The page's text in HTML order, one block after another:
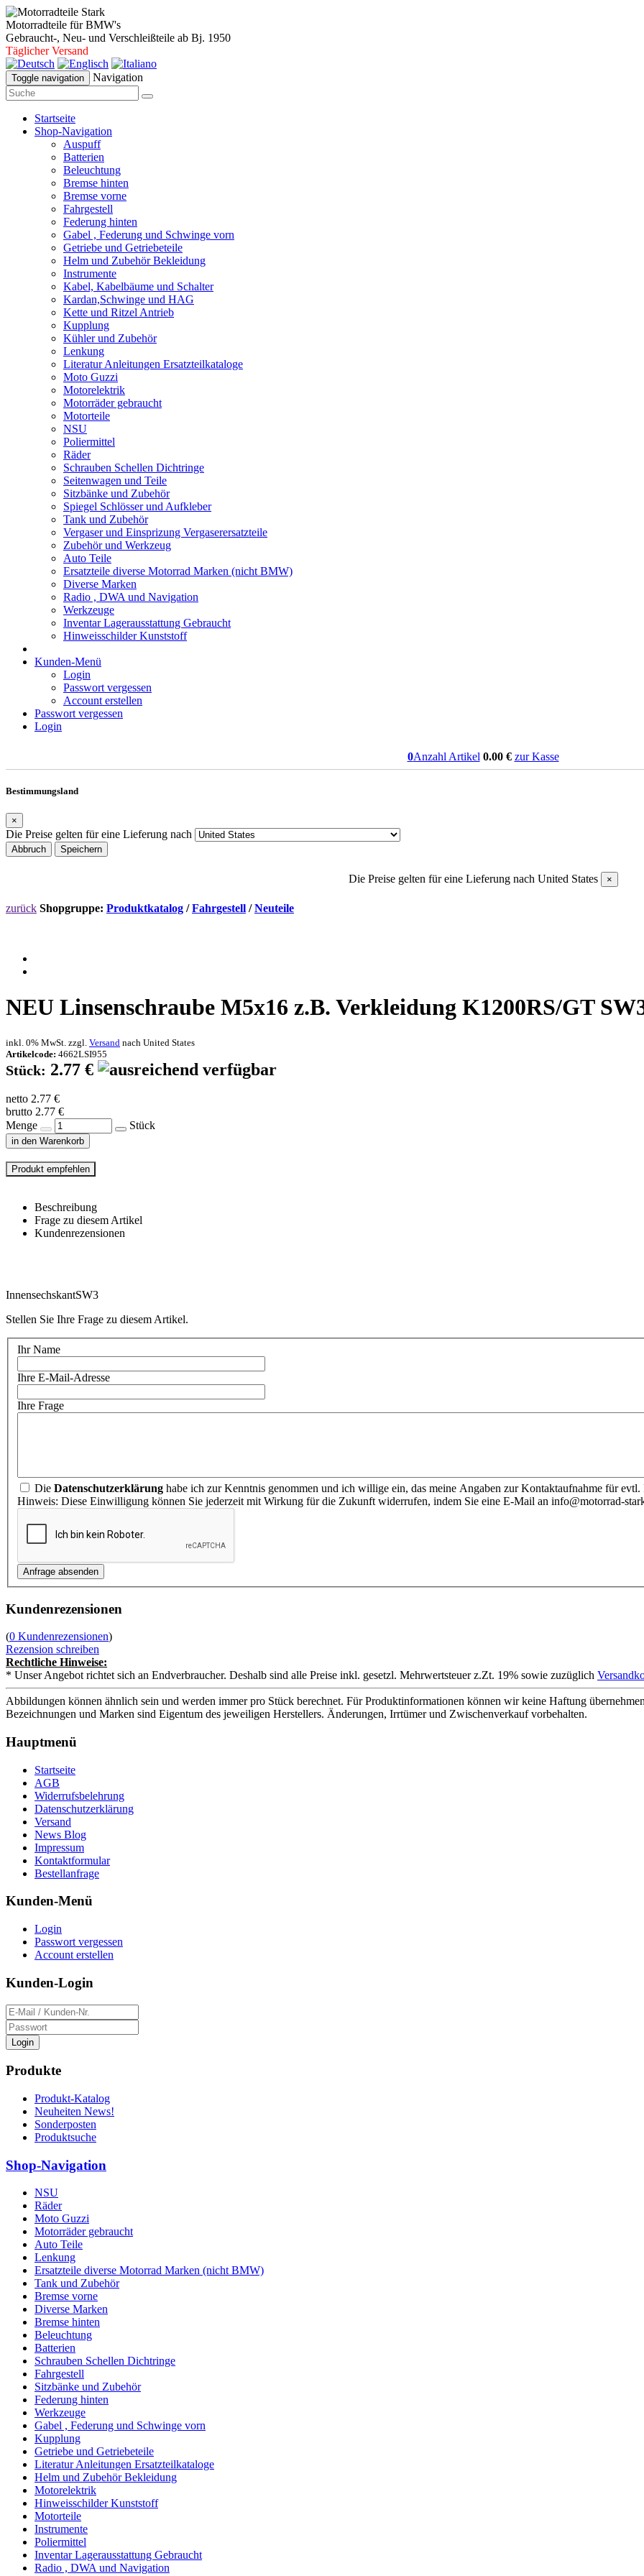
Motorradteile für BMW's
Gebraucht-, Neu- und Verschleißteile ab Bj. 1950
Täglicher Versand
Toggle navigation Navigation
Startseite
Shop-Navigation
Auspuff
Batterien
Beleuchtung
Bremse hinten
Bremse vorne
Fahrgestell
Federung hinten
Gabel , Federung und Schwinge vorn
Getriebe und Getriebeteile
Helm und Zubehör Bekleidung
Instrumente
Kabel, Kabelbäume und Schalter
Kardan,Schwinge und HAG
Kette und Ritzel Antrieb
Kupplung
Kühler und Zubehör
Lenkung
Literatur Anleitungen Ersatzteilkataloge
Moto Guzzi
Motorelektrik
Motorräder gebraucht
Motorteile
NSU
Poliermittel
Räder
Schrauben Schellen Dichtringe
Seitenwagen und Teile
Sitzbänke und Zubehör
Spiegel Schlösser und Aufkleber
Tank und Zubehör
Vergaser und Einsprizung Vergaserersatzteile
Zubehör und Werkzeug
Auto Teile
Ersatzteile diverse Motorrad Marken (nicht BMW)
Diverse Marken
Radio , DWA und Navigation
Werkzeuge
Inventar Lagerausstattung Gebraucht
Hinweisschilder Kunststoff
Kunden-Menü
Login
Passwort vergessen
Account erstellen
Passwort vergessen
Login
0Anzahl Artikel 0.00€ zur Kasse
Bestimmungsland
×
Die Preise gelten für eine Lieferung nach
Abbruch Speichern
Die Preise gelten für eine Lieferung nach United States ×
zurück Shopgruppe: Produktkatalog /Fahrgestell /Neuteile
NEU Linsenschraube M5x16 z.B. Verkleidung K1200RS/GT
inkl. 0% MwSt. zzgl. Versand nach United States
Artikelcode: 4662LSI955
Stück: 2.77 €
netto 2.77 €
brutto 2.77 €
Menge
Stück
in den Warenkorb
Beschreibung
Frage zu diesem Artikel
Kundenrezensionen
InnensechskantSW3
Stellen Sie Ihre Frage zu diesem Artikel.
Ihr Name
Ihre E-Mail-Adresse
Ihre Frage
Die Datenschutzerklärung habe ich zur Kenntnis genommen und ich willige ein, das meine Angaben zur Kontaktaufnahme für
Hinweis: Diese Einwilligung können Sie jederzeit mit Wirkung für die Zukunft widerrufen, indem Sie eine E-Mail an info@motorrad-
Kundenrezensionen
(0 Kundenrezensionen)
Rezension schreiben
Rechtliche Hinweise:
* Unser Angebot richtet sich an Endverbraucher. Deshalb sind alle Preise inkl. gesetzl. Mehrwertsteuer z.Zt. 19% sowie zuzüglich
Abbildungen können ähnlich sein und werden immer pro Stück berechnet. Für Produktinformationen können wir keine Haftung
Bezeichnungen und Marken sind Eigentum des jeweiligen Herstellers. Änderungen, Irrtümer und Zwischenverkauf vorbehalten.
Hauptmenü
Startseite
AGB
Widerrufsbelehrung
Datenschutzerklärung
Versand
News Blog
Impressum
Kontaktformular
Bestellanfrage
Kunden-Menü
Login
Passwort vergessen
Account erstellen
Kunden-Login
Login
Produkte
Produkt-Katalog
Neuheiten News!
Sonderposten
Produktsuche
Shop-Navigation
NSU
Räder
Moto Guzzi
Motorräder gebraucht
Auto Teile
Lenkung
Ersatzteile diverse Motorrad Marken (nicht BMW)
Tank und Zubehör
Bremse vorne
Diverse Marken
Bremse hinten
Beleuchtung
Batterien
Schrauben Schellen Dichtringe
Fahrgestell
Sitzbänke und Zubehör
Federung hinten
Werkzeuge
Gabel , Federung und Schwinge vorn
Kupplung
Getriebe und Getriebeteile
Literatur Anleitungen Ersatzteilkataloge
Helm und Zubehör Bekleidung
Motorelektrik
Hinweisschilder Kunststoff
Motorteile
Instrumente
Poliermittel
Inventar Lagerausstattung Gebraucht
Radio , DWA und Navigation